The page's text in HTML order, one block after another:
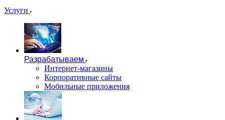
Услуги
Разрабатываем
Интернет-магазины
Корпоративные сайты
Мобильные приложения